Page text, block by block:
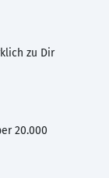
zu Dir
20.000